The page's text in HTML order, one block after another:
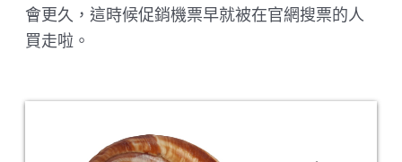
會更久，這時候促銷機票早就被在官網搜票的人
買走啦。